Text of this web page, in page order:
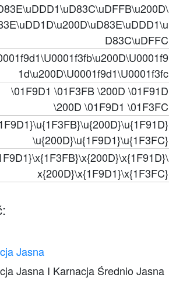
D83C\uDFFC
1d\u200D\U0001f9d1\U0001f3fc
\01F9D1 \01F3FB \200D \01F91D
\200D \01F9D1 \01F3FC
\u{200D}\u{1F9D1}\u{1F3FC}
x{200D}\x{1F9D1}\x{1F3FC}
Jasna
Jasna I Karnacja Średnio Jasna